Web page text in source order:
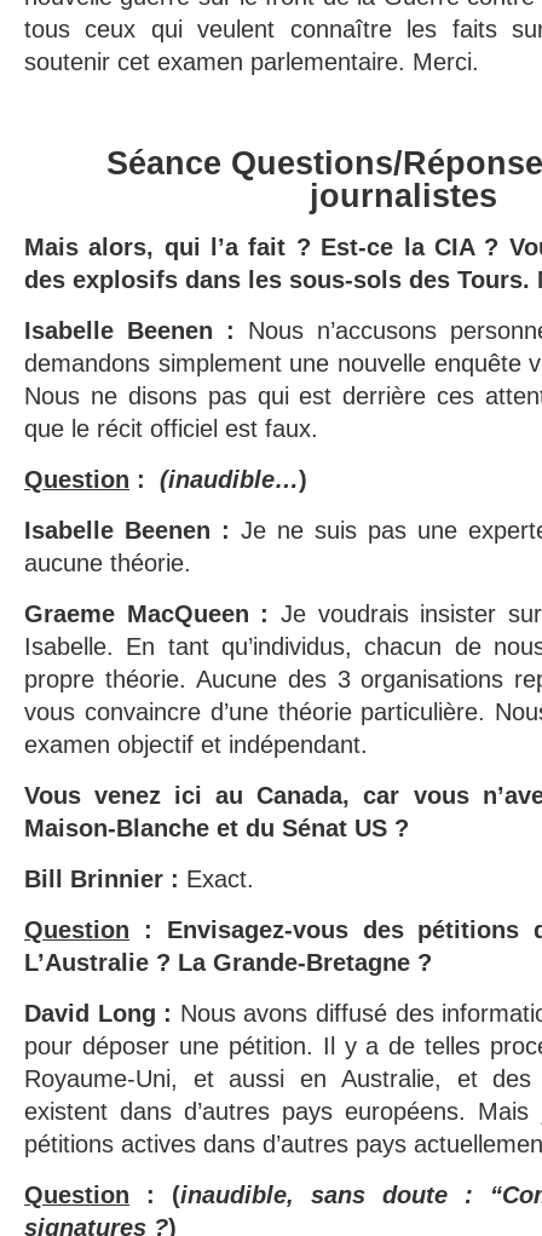
tous ceux qui veulent connaître les faits
soutenir cet examen parlementaire. Merci.
Séance Questions/
journalistes
Mais alors, qui l’a fait ? Est-ce la CIA ?
des explosifs dans les sous-sols des Tours.
Isabelle Beenen : Nous n’accusons
demandons simplement une nouvelle enquête
Nous ne disons pas qui est derrière ces
que le récit officiel est faux.
Question : (inaudible…)
Isabelle Beenen : Je ne suis pas une
aucune théorie.
Graeme MacQueen : Je voudrais insister
Isabelle. En tant qu’individus, chacun de
propre théorie. Aucune des 3 organisations
vous convaincre d’une théorie particulière.
examen objectif et indépendant.
Vous venez ici au Canada, car vous
Maison-Blanche et du Sénat US ?
Bill Brinnier : Exact.
Question : Envisagez-vous des pétitions
L’Australie ? La Grande-Bretagne ?
David Long : Nous avons diffusé des
pour déposer une pétition. Il y a de telles
Royaume-Uni, et aussi en Australie, et des
existent dans d’autres pays européens.
pétitions actives dans d’autres pays
Question : (inaudible, sans doute :
signatures ?)